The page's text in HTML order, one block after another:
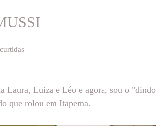
curtidas
Laura, Luiza e Léo e agora, sou o
que rolou em Itapema.